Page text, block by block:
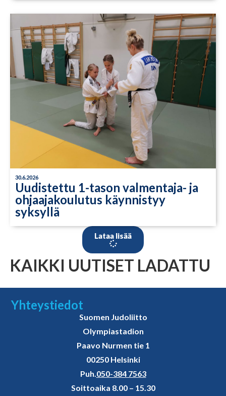
30.6.2026
Uudistettu 1-tason valmentaja- ja
ohjaajakoulutus käynnistyy
syksyllä
Lataa lisää
KAIKKI UUTISET LADATTU
Yhteystiedot
Suomen Judoliitto
Olympiastadion
Paavo Nurmen tie 1
00250 Helsinki
Puh. 050-384 7563
Soittoaika 8.00 – 15.30